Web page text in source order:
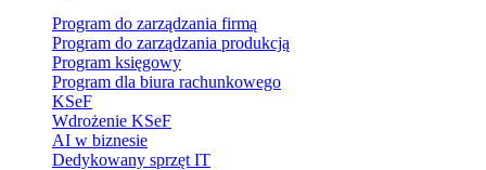
Program do zarządzania firmą
Program do zarządzania produkcją
Program księgowy
Program dla biura rachunkowego
KSeF
Wdrożenie KSeF
AI w biznesie
Dedykowany sprzęt IT